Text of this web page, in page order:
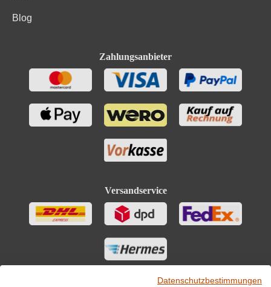
Blog
Zahlungsanbieter
Versandservice
Datenschutzbestimmungen